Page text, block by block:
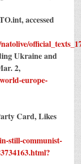
accessed
Ukraine and
2,
europe-
Card, Likes
still-communist-